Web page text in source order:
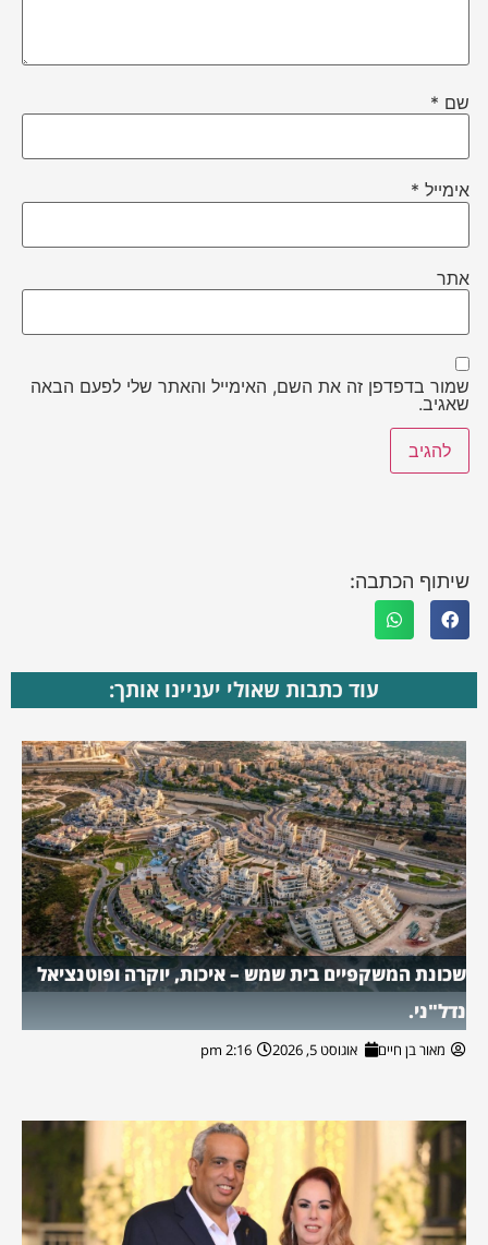
שם *
אימייל *
אתר
שמור בדפדפן זה את השם, האימייל והאתר שלי לפעם הבאה
שאגיב.
שיתוף הכתבה:
עוד כתבות שאולי יעניינו אותך:
שכונת המשקפיים בית שמש – איכות, יוקרה ופוטנציאל
נדל"ני.
מאור בן חיים אוגוסט 5, 2026 2:16 pm